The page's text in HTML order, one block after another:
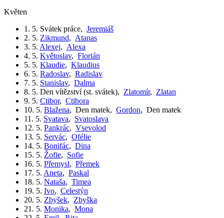
květen
1. 5. Svátek práce, Jeremiáš
2. 5. Zikmund, Atanas
3. 5. Alexej, Alexa
4. 5. Květoslav, Florián
5. 5. Klaudie, Klaudius
6. 5. Radoslav, Radislav
7. 5. Stanislav, Dalma
8. 5. Den vítězství (st. svátek), Zlatomír, Zlatan
9. 5. Ctibor, Ctibora
10. 5. Blažena, Den matek, Gordon, Den matek
11. 5. Svatava, Svatoslava
12. 5. Pankrác, Vsevolod
13. 5. Servác, Ofélie
14. 5. Bonifác, Dina
15. 5. Žofie, Sofie
16. 5. Přemysl, Přemek
17. 5. Aneta, Paskal
18. 5. Nataša, Timea
19. 5. Ivo, Celestýn
20. 5. Zbyšek, Zbyška
21. 5. Monika, Mona